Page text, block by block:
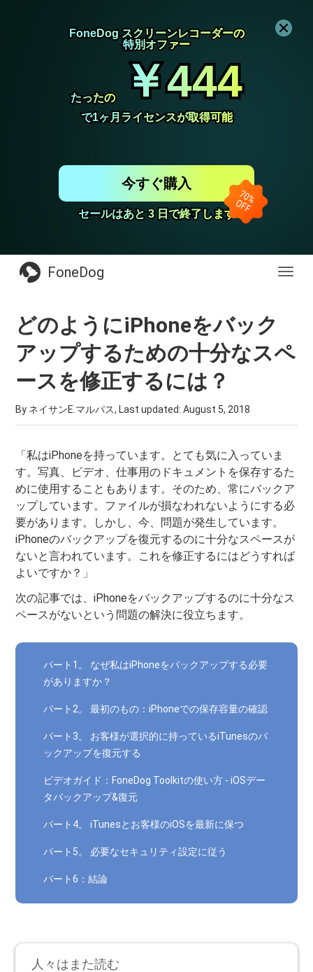
FoneDog スクリーンレコーダーの
FoneDog スクリーンレコーダーの
特別オファー
特別オファー
たったの
たったの ￥444
￥444
で1ヶ月ライセンスが取得可能
で1ヶ月ライセンスが取得可能
セールはあと 3 日で終了します
セールはあと 3 日で終了します
今すぐ購入
FoneDog
どのようにiPhoneをバック
アップするための十分なスペ
ースを修正するには？
By ネイサンE.マルパス, Last updated:August 5, 2018
「私はiPhoneを持っています。とても気に入っていま
す。写真、ビデオ、仕事用のドキュメントを保存するた
めに使用することもあります。そのため、常にバックア
ップしています。ファイルが損なわれないようにする必
要があります。しかし、今、問題が発生しています。
iPhoneのバックアップを復元するのに十分なスペースが
ないと言われています。これを修正するにはどうすれば
よいですか？」
次の記事では、iPhoneをバックアップするのに十分なス
ペースがないという問題の解決に役立ちます。
パート1。 なぜ私はiPhoneをバックアップする必要
がありますか？
パート2。 最初のもの：iPhoneでの保存容量の確認
パート3。 お客様が選択的に持っているiTunesのバ
ックアップを復元する
ビデオガイド：FoneDog Toolkitの使い方 - iOSデー
タバックアップ&復元
パート4。 iTunesとお客様のiOSを最新に保つ
パート5。 必要なセキュリティ設定に従う
パート6：結論
人々はまた読む